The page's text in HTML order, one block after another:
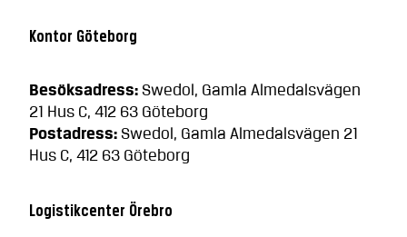
Kontor Göteborg
Besöksadress: Swedol, Gamla Almedalsvägen
21 Hus C, 412 63 Göteborg
Postadress: Swedol, Gamla Almedalsvägen 21
Hus C, 412 63 Göteborg
Logistikcenter Örebro